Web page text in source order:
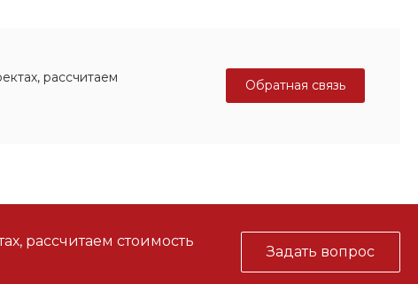
рассчитаем
Обратная связь
рассчитаем стоимость
Задать вопрос